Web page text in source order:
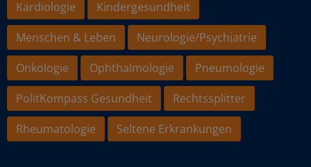
Kardiologie
Kindergesundheit
Menschen & Leben
Neurologie/Psychiatrie
Onkologie
Ophthalmologie
Pneumologie
PolitKompass Gesundheit
Rechtssplitter
Rheumatologie
Seltene Erkrankungen